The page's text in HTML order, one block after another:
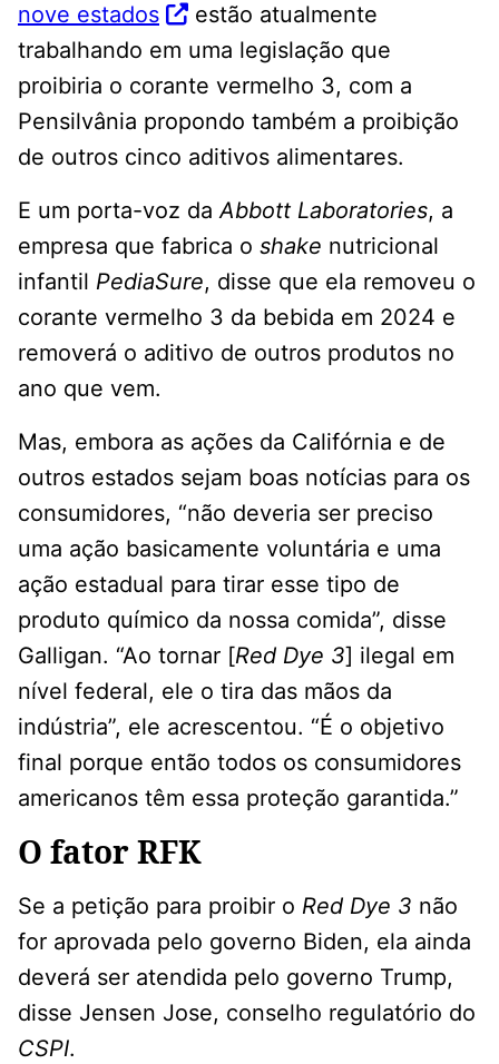
nove estados
estão atualmente
trabalhando em uma legislação que
proibiria o corante vermelho 3, com a
Pensilvânia propondo também a proibição
de outros cinco aditivos alimentares.
E um porta-voz daAbbott Laboratories, a
empresa que fabrica o shake nutricional
infantil PediaSure, disse que ela removeu o
corante vermelho 3 da bebida em 2024 e
removerá o aditivo de outros produtos no
ano que vem.
Mas, embora as ações da Califórnia e de
outros estados sejam boas notícias para os
consumidores, “não deveria ser preciso
uma ação basicamente voluntária e uma
ação estadual para tirar esse tipo de
produto químico da nossa comida”, disse
Galligan. “Ao tornar [Red Dye 3] ilegal em
nível federal, ele o tira das mãos da
indústria”, ele acrescentou. “É o objetivo
final porque então todos os consumidores
americanos têm essa proteção garantida.”
O fator RFK
Se a petição para proibir o Red Dye 3 não
for aprovada pelo governo Biden, ela ainda
deverá ser atendida pelo governo Trump,
disse Jensen Jose, conselho regulatório do
CSPI.